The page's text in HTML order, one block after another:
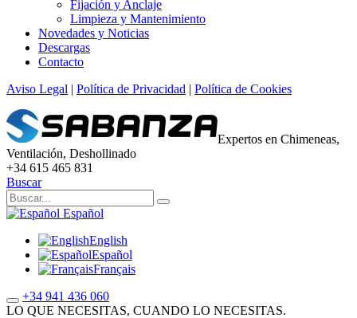
Fijación y Anclaje
Limpieza y Mantenimiento
Novedades y Noticias
Descargas
Contacto
Aviso Legal | Política de Privacidad | Política de Cookies
Expertos en Chimeneas,
Ventilación, Deshollinado
+34 615 465 831
Buscar
Español
English
Español
Français
+34 941 436 060
LO QUE NECESITAS, CUANDO LO NECESITAS.